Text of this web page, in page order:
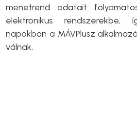
menetrend adatait
elektronikus
napokban a MÁVPlusz
válnak.